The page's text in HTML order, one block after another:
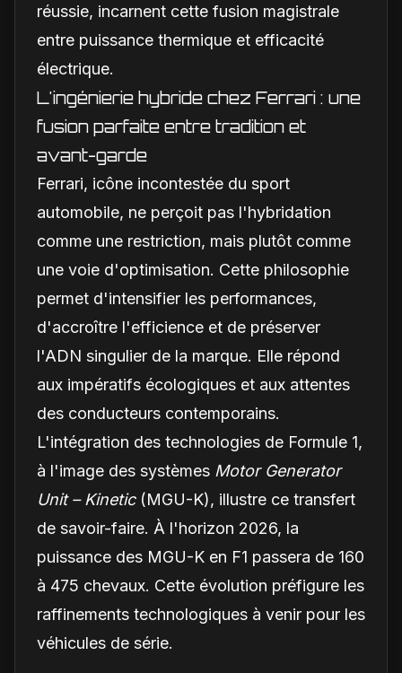
réussie, incarnent cette fusion magistrale
entre puissance thermique et efficacité
électrique.
L'ingénierie hybride chez Ferrari : une
fusion parfaite entre tradition et
avant-garde
Ferrari, icône incontestée du sport
automobile, ne perçoit pas l'hybridation
comme une restriction, mais plutôt comme
une voie d'optimisation. Cette philosophie
permet d'intensifier les performances,
d'accroître l'efficience et de préserver
l'ADN singulier de la marque. Elle répond
aux impératifs écologiques et aux attentes
des conducteurs contemporains.
L'intégration des technologies de Formule 1,
à l'image des systèmes Motor Generator
Unit – Kinetic(MGU-K), illustre ce transfert
de savoir-faire. À l'horizon 2026, la
puissance des MGU-K en F1 passera de 160
à 475 chevaux. Cette évolution préfigure les
raffinements technologiques à venir pour les
véhicules de série.